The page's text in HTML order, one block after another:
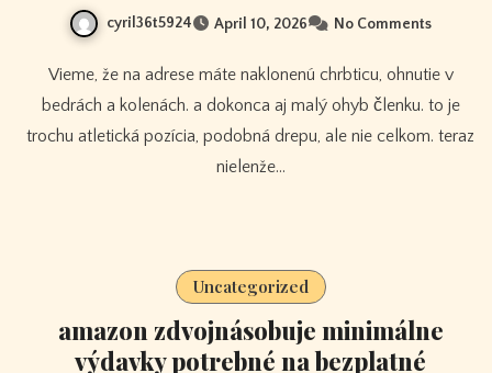
cyril36t5924 April 10, 2026 No Comments
Vieme, že na adrese máte naklonenú chrbticu, ohnutie v
bedrách a kolenách. a dokonca aj malý ohyb členku. to je
trochu atletická pozícia, podobná drepu, ale nie celkom. teraz
nielenže…
Uncategorized
amazon zdvojnásobuje minimálne
výdavky potrebné na bezplatné